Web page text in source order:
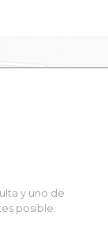
y uno de
posible.